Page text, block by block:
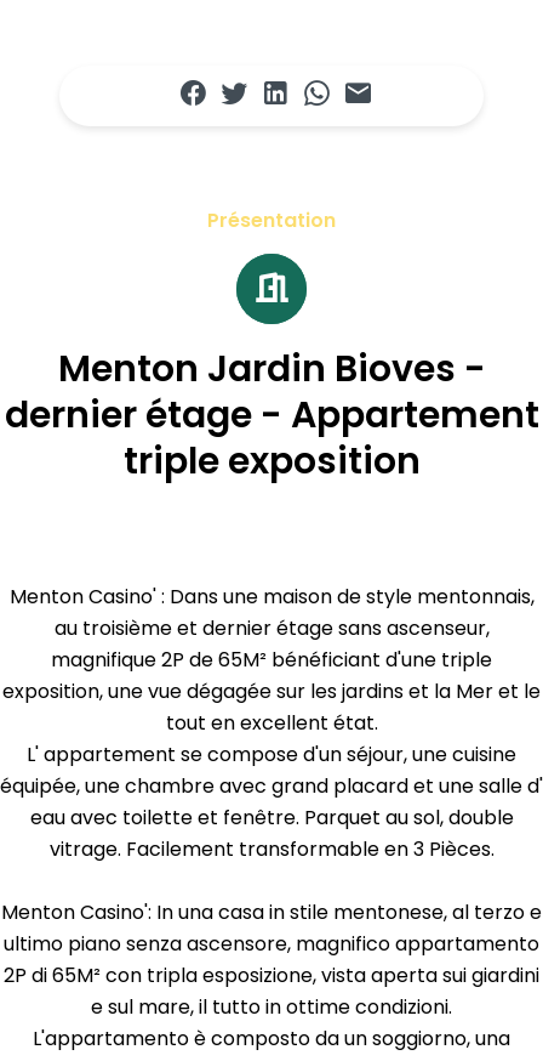
Présentation
Menton Jardin Bioves -
dernier étage - Appartement
triple exposition
Menton Casino' : Dans une maison de style mentonnais,
au troisième et dernier étage sans ascenseur,
magnifique 2P de 65M² bénéficiant d'une triple
exposition, une vue dégagée sur les jardins et la Mer et le
tout en excellent état.
L' appartement se compose d'un séjour, une cuisine
équipée, une chambre avec grand placard et une salle d'
eau avec toilette et fenêtre. Parquet au sol, double
vitrage. Facilement transformable en 3 Pièces.
Menton Casino': In una casa in stile mentonese, al terzo e
ultimo piano senza ascensore, magnifico appartamento
2P di 65M² con tripla esposizione, vista aperta sui giardini
e sul mare, il tutto in ottime condizioni.
L'appartamento è composto da un soggiorno, una